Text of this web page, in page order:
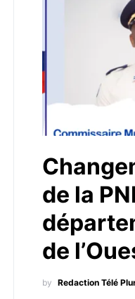
de la
de
by Redaction Télé